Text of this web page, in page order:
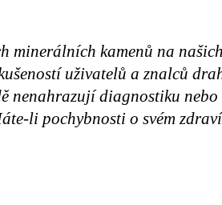
minerálních kamenů na
uživatelů a znalců
nenahrazují diagnostiku
li pochybnosti o svém